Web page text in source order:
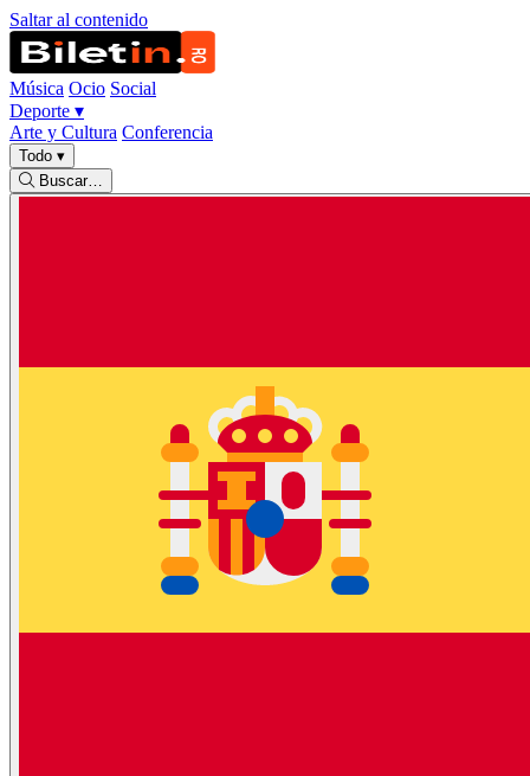
Saltar al contenido
Música Ocio Social
Deporte ▾
Arte y Cultura Conferencia
Todo ▾
Buscar…